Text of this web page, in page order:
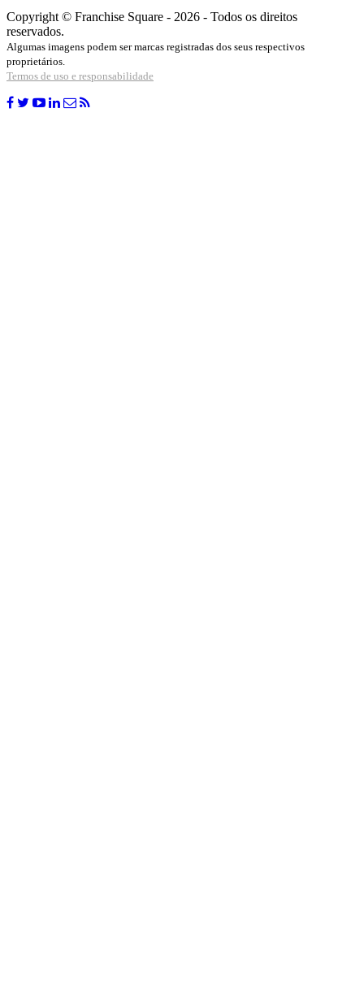
Copyright © Franchise Square - 2026 - Todos os direitos
reservados.
Algumas imagens podem ser marcas registradas dos seus respectivos
proprietários.
Termos de uso e responsabilidade